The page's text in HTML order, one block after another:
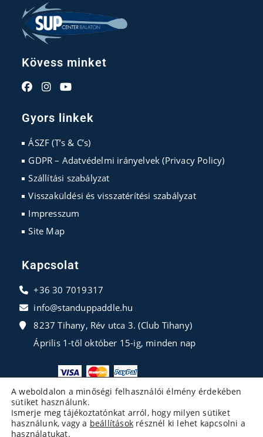
Kövess minket
in
a
new
a
new
tab
in
a
new
Gyors linkek
ÁSZF (T’s & C’s)
GDPR – Adatvédelmi irányelvek (Privacy Policy)
Szállítási szabályzat
Visszaküldési és visszatérítési szabályzat
Impresszum
Site Map
Kapcsolat
+36 30 7019317
info@standuppaddle.hu
8237 Tihany, Rév utca 3. (Club Tihany)
Április 1-től október 15-ig, minden nap
A weboldalon a minőségi felhasználói élmény érdekében
sütiket használunk.
Ismerje meg tájékoztatónkat arról, hogy milyen sütiket
használunk, vagy a beállítások résznél ki lehet kapcsolni a
használatukat.